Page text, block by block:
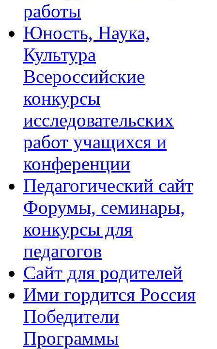
работы
Юность, Наука,
Культура
Всероссийские
конкурсы
исследовательских
работ учащихся и
конференции
Педагогический сайт
Форумы, семинары,
конкурсы для
педагогов
Сайт для родителей
Ими гордится Россия
Победители
Программы